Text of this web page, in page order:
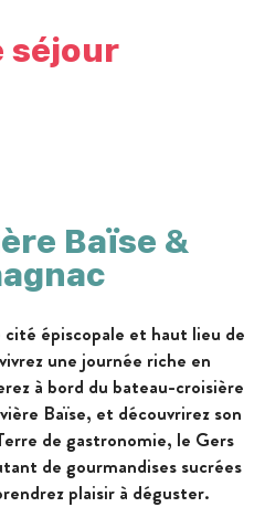
séjour
Baïse &
cité épiscopale et haut lieu de
une journée riche en
à bord du bateau-croisière
Baïse, et découvrirez son
de gastronomie, le Gers
de gourmandises sucrées
plaisir à déguster.